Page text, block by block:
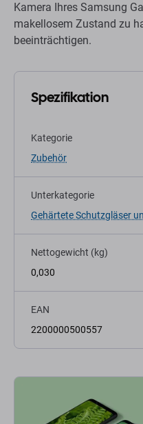
Kamera Ihres Samsung
makellosem Zustand zu
beeinträchtigen.
Spezifikation
Kategorie
Zubehör
Unterkategorie
Gehärtete Schutzgläser
Nettogewicht (kg)
0,030
EAN
2200000500557